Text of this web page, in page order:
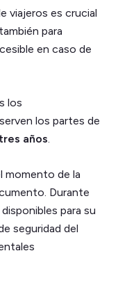
viajeros es crucial
para
en caso de
los
los partes de
años.
momento de la
Durante
para su
seguridad del